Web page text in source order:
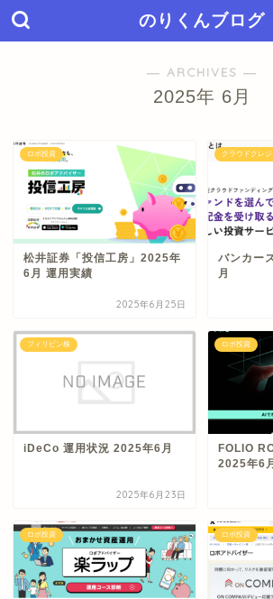
のりくんブログ
― ARCHIVES ―
2025年 6月
ロボ投資
松井証券「投信工房」2025年
6月 運用実績
2025年6月25日
クラウドクレジ
バンカー
月
フィリピン株
iDeCo 運用状況 2025年6月
2025年6月23日
ロボ投資
FOLIO
2025年6
ロボ投資 ロボ投資